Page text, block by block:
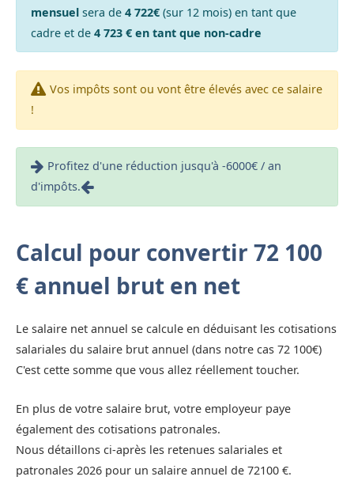
mensuelsera de 4 722€(sur 12 mois) en tant que
cadre et de 4 723 € en tant que non-cadre
Vos impôts sont ou vont être élevés avec ce salaire
!
Profitez d'une réduction jusqu'à -6000€ / an
d'impôts.
Calcul pour convertir 72 100
€ annuel brut en net
Le salaire net annuel se calcule en déduisant les cotisations
salariales du salaire brut annuel (dans notre cas 72 100€)
C'est cette somme que vous allez réellement toucher.
En plus de votre salaire brut, votre employeur paye
également des cotisations patronales.
Nous détaillons ci-après les retenues salariales et
patronales 2026 pour un salaire annuel de 72100 €.